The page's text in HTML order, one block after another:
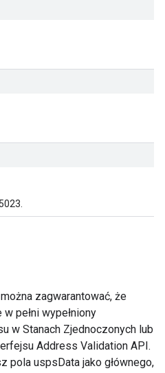
zagwarantować, że
pełni wypełniony
w Stanach Zjednoczonych lub
Address Validation API.
pola uspsData jako głównego,